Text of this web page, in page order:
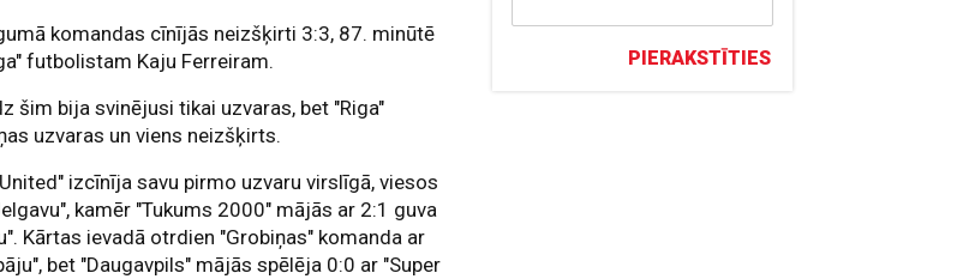
komandas cīnījās neizšķirti 3:3, 87. minūtē
futbolistam Kaju Ferreiram.
šim bija svinējusi tikai uzvaras, bet "Riga"
uzvaras un viens neizšķirts.
izcīnīja savu pirmo uzvaru virslīgā, viesos
kamēr "Tukums 2000" mājās ar 2:1 guva
Kārtas ievadā otrdien "Grobiņas" komanda ar
bet "Daugavpils" mājās spēlēja 0:0 ar "Super
PIERAKSTĪTIES